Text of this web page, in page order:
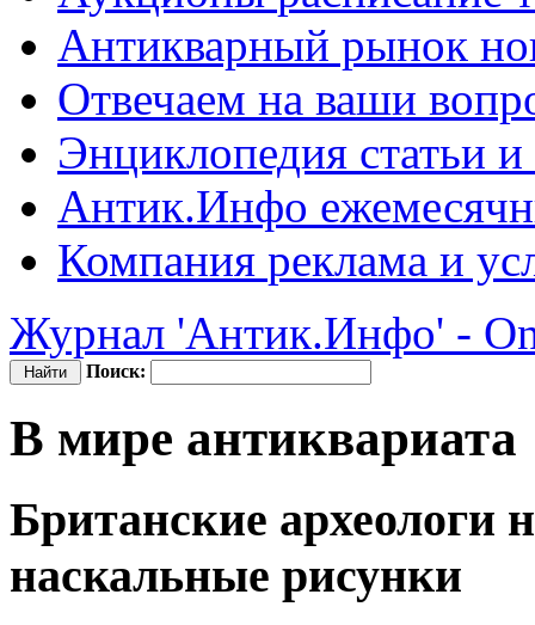
Антикварный рынок
Отвечаем на ваши
Энциклопедия статьи
Антик.Инфо
Компания реклама и
Журнал 'Антик.Инфо' -
Поиск:
В мире антиквариата
Британские археологи
наскальные рисунки